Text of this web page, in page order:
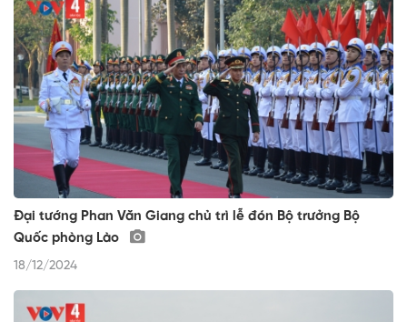
Đại tướng Phan Văn Giang chủ trì lễ đón Bộ trưởng Bộ
Quốc phòng Lào
18/12/2024